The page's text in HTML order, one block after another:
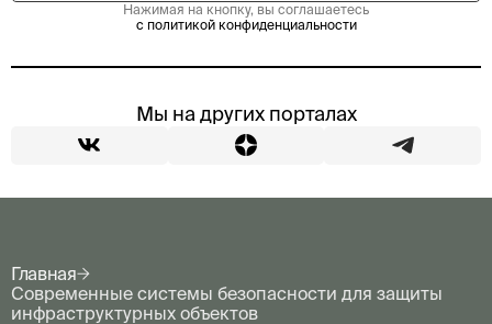
Нажимая на кнопку, вы соглашаетесь
с политикой конфиденциальности
Мы на других порталах
Главная
Современные системы безопасности для защиты
инфраструктурных объектов